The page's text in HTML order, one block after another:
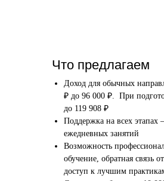
Что предлагаем
Доход для обычных
₽ до 96 000 ₽. При
до 119 908 ₽
Поддержка на всех этапах
ежедневных занятий
Возможность
обучение, обратная связь
доступ к лучшим
после того, как вы
оставите заявку
Английский язык Школьные
Аудиоинтервью